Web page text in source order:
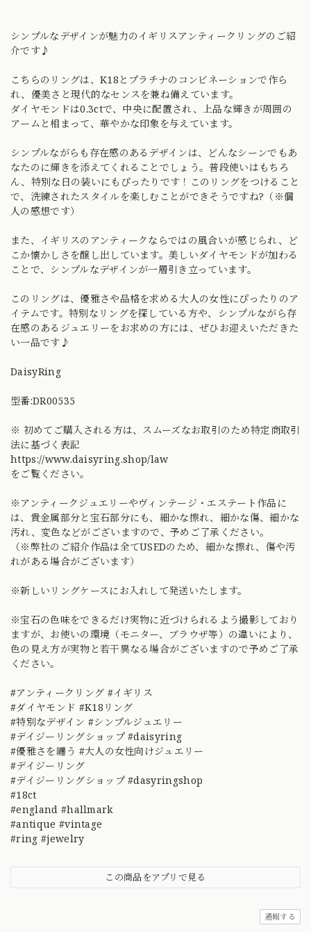
シンプルなデザインが魅力のイギリスアンティークリングのご紹
介です♪
こちらのリングは、K18とプラチナのコンビネーションで作ら
れ、優美さと現代的なセンスを兼ね備えています。
ダイヤモンドは0.3ctで、中央に配置され、上品な輝きが周囲の
アームと相まって、華やかな印象を与えています。
シンプルながらも存在感のあるデザインは、どんなシーンでもあ
なたのに輝きを添えてくれることでしょう。普段使いはもちろ
ん、特別な日の装いにもぴったりです！このリングをつけること
で、洗練されたスタイルを楽しむことができそうですね?（※個
人の感想です）
また、イギリスのアンティークならではの風合いが感じられ、ど
こか懐かしさを醸し出しています。美しいダイヤモンドが加わる
ことで、シンプルなデザインが一層引き立っています。
このリングは、優雅さや品格を求める大人の女性にぴったりのア
イテムです。特別なリングを探している方や、シンプルながら存
在感のあるジュエリーをお求めの方には、ぜひお迎えいただきた
い一品です♪
DaisyRing
型番:DR00535
※ 初めてご購入される方は、スムーズなお取引のため特定商取引
法に基づく表記
https://www.daisyring.shop/law
をご覧ください。
※アンティークジュエリーやヴィンテージ・エステート作品に
は、貴金属部分と宝石部分にも、細かな擦れ、細かな傷、細かな
汚れ、変色などがございますので、予めご了承ください。
（※弊社のご紹介作品は全てUSEDのため、細かな擦れ、傷や汚
れがある場合がございます）
※新しいリングケースにお入れして発送いたします。
※宝石の色味をできるだけ実物に近づけられるよう撮影しており
ますが、お使いの環境（モニター、ブラウザ等）の違いにより、
色の見え方が実物と若干異なる場合がございますので予めご了承
ください。
#アンティークリング #イギリス
#ダイヤモンド #K18リング
#特別なデザイン #シンプルジュエリー
#デイジーリングショップ #daisyring
#優雅さを纏う #大人の女性向けジュエリー
#デイジーリング
#デイジーリングショップ #dasyringshop
#18ct
#england #hallmark
#antique #vintage
#ring #jewelry
この商品をアプリで見る
通報する